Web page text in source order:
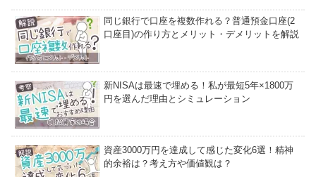
同じ銀行で口座を複数作れる？普通預金口座(2
口座目)の作り方とメリット・デメリットを解説
新NISAは最速で埋める！私が最短5年×1800万
円を選んだ理由とシミュレーション
資産3000万円を達成して感じた変化6選！精神
的余裕は？考え方や価値観は？